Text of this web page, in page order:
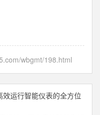
wbgmt/198.html
运行智能仪表的全方位